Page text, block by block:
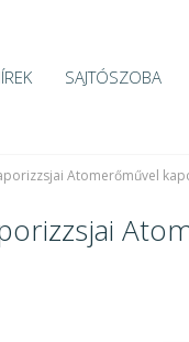
SAJTÓSZOBA
Atomerőművel